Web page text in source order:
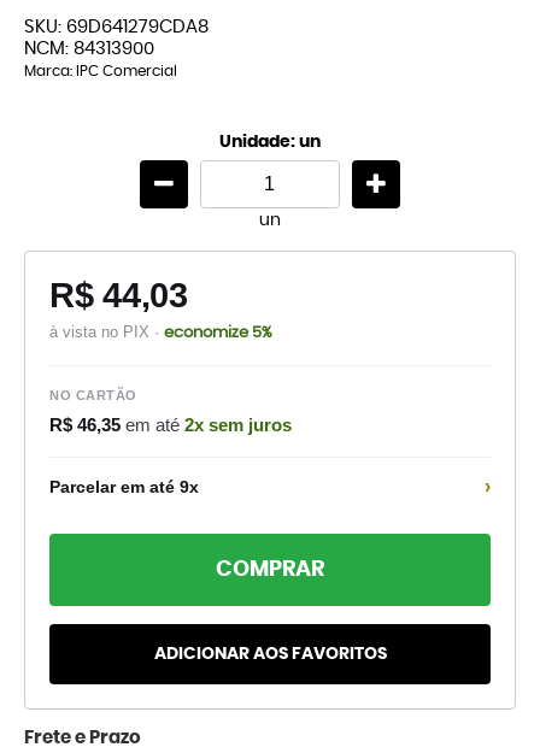
SKU: 69D641279CDA8
NCM: 84313900
Marca: IPC Comercial
Unidade: un
un
R$ 44,03
à vista no PIX · economize 5%
NO CARTÃO
R$ 46,35 em até 2x sem juros
Parcelar em até 9x ›
COMPRAR
ADICIONAR AOS FAVORITOS
Frete e Prazo